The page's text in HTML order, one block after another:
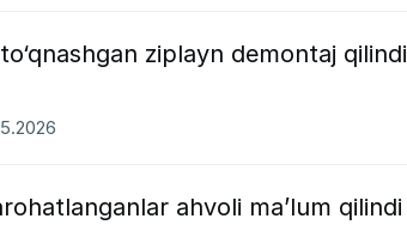
ziplayn demontaj qilindi
ahvoli ma’lum qilindi